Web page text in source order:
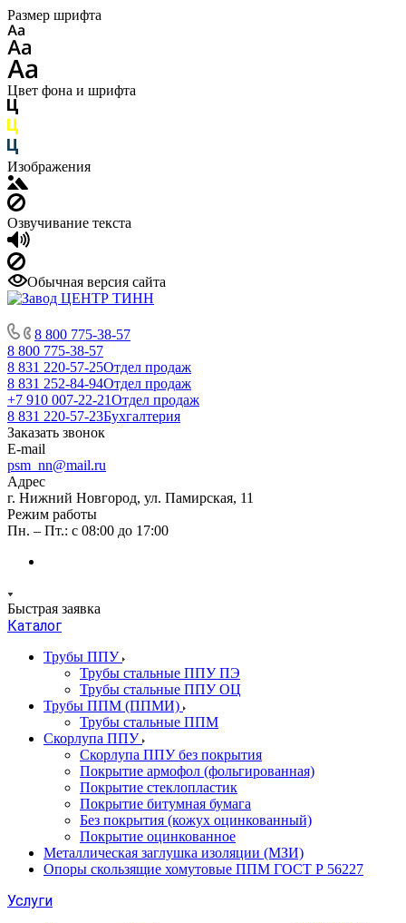
Размер шрифта
Цвет фона и шрифта
Изображения
Озвучивание текста
Обычная версия сайта
8 800 775-38-57
8 800 775-38-57
8 831 220-57-25Отдел продаж
8 831 252-84-94Отдел продаж
+7 910 007-22-21Отдел продаж
8 831 220-57-23Бухгалтерия
Заказать звонок
E-mail
psm_nn@mail.ru
Адрес
г. Нижний Новгород, ул. Памирская, 11
Режим работы
Пн. – Пт.: с 08:00 до 17:00
Быстрая заявка
Каталог
Трубы ППУ
Трубы стальные ППУ ПЭ
Трубы стальные ППУ ОЦ
Трубы ППМ (ППМИ)
Трубы стальные ППМ
Скорлупа ППУ
Скорлупа ППУ без покрытия
Покрытие армофол (фольгированная)
Покрытие стеклопластик
Покрытие битумная бумага
Без покрытия (кожух оцинкованный)
Покрытие оцинкованное
Металлическая заглушка изоляции (МЗИ)
Опоры скользящие хомутовые ППМ ГОСТ Р 56227
Услуги